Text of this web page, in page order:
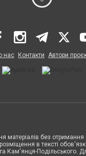
нас Контакти Автори
матеріалів без отримання
в тексті
Кам'янця-Подільського.